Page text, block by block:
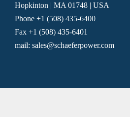
Hopkinton | MA 01748 | USA
Phone +1 (508) 435-6400
Fax +1 (508) 435-6401
mail: sales@schaeferpower.com